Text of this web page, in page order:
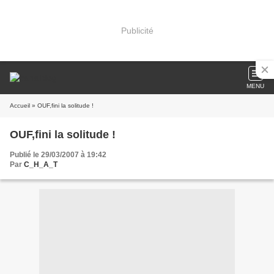
Publicité
MENU
Accueil » OUF,fini la solitude !
OUF,fini la solitude !
Publié le 29/03/2007 à 19:42
Par C_H_A_T